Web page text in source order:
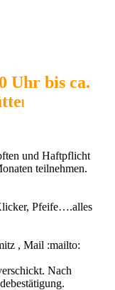
Uhr bis ca.
l
und Haftpflicht
teilnehmen.
Pfeife….alles
, Mail :mailto:
Nach